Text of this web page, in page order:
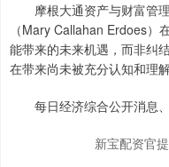
摩根大通资产与财富管理
（Mary Callahan Erdoes）
能带来的未来机遇，而非纠
在带来尚未被充分认知和理解
每日经济综合公开消息
新宝配资官